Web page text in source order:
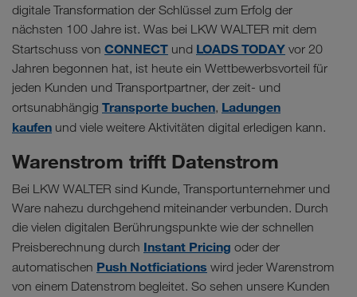
digitale Transformation der Schlüssel zum Erfolg der
nächsten 100 Jahre ist. Was bei LKW WALTER mit dem
Startschuss von CONNECT und LOADS TODAY vor 20
Jahren begonnen hat, ist heute ein Wettbewerbsvorteil für
jeden Kunden und Transportpartner, der zeit- und
ortsunabhängig Transporte buchen, Ladungen
kaufen und viele weitere Aktivitäten digital erledigen kann.
Warenstrom trifft Datenstrom
Bei LKW WALTER sind Kunde, Transportunternehmer und
Ware nahezu durchgehend miteinander verbunden. Durch
die vielen digitalen Berührungspunkte wie der schnellen
Preisberechnung durch Instant Pricing oder der
automatischen Push Notficiations wird jeder Warenstrom
von einem Datenstrom begleitet. So sehen unsere Kunden